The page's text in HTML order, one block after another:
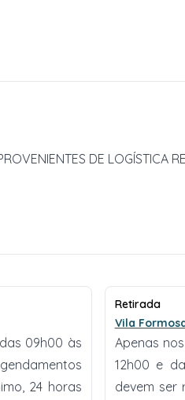
DE LOGÍSTICA
09h00 às
24 horas
Retirada
Vila
Apenas
12h00 e
devem ser